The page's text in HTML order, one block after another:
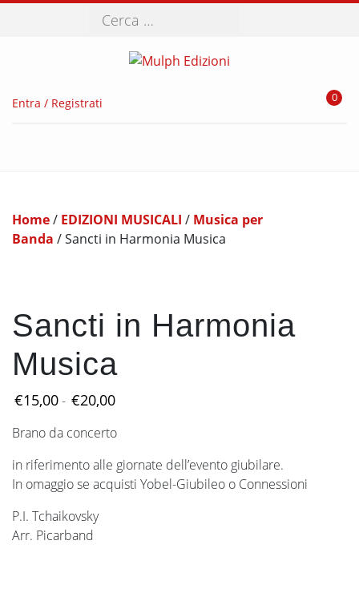
Entra / Registrati 0
Home/ EDIZIONI MUSICALI / Musica per
Banda / Sancti in Harmonia Musica
Sancti in Harmonia
Musica
€15,00- €20,00Fascia
prezzo:
da
€15,00
a
Brano da concerto
in riferimento alle giornate dell’evento giubilare.
In omaggio se acquisti Yobel-Giubileo o Connessioni
P.I. Tchaikovsky
Arr. Picarband